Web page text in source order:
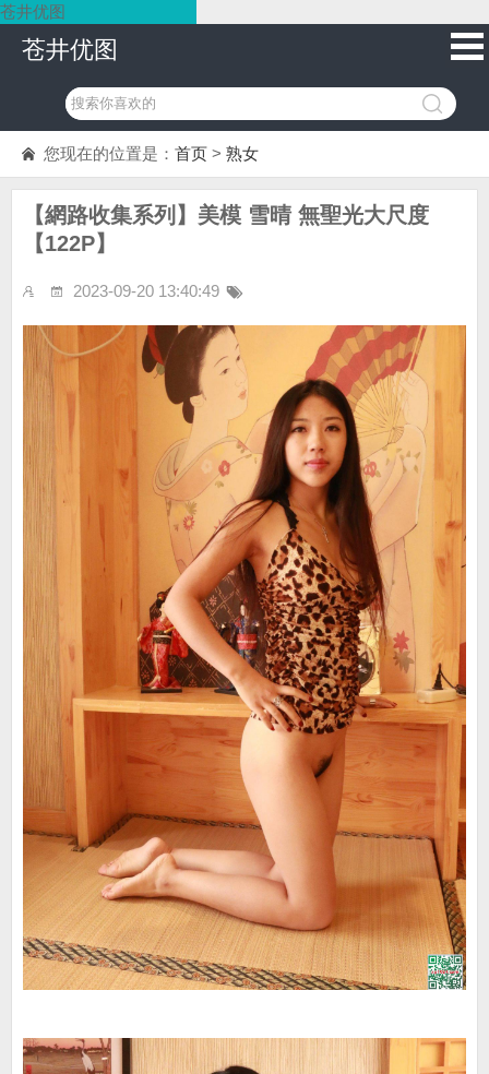
苍井优图
苍井优图
您现在的位置是： 首页 > 熟女
【網路收集系列】美模 雪晴 無聖光大尺度
【122P】
2023-09-20 13:40:49